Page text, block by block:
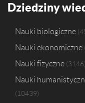
Dziedziny
Nauki biologiczne
Nauki ekonomiczne
Nauki fizyczne 3146
Nauki
10439